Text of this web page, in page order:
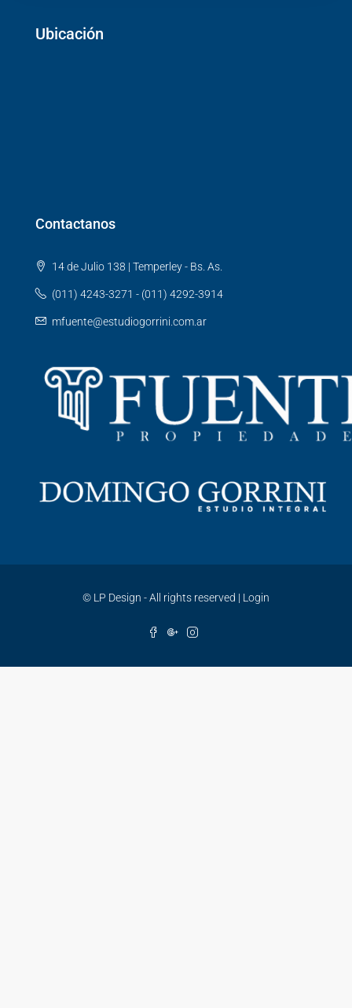
Ubicación
Contactanos
14 de Julio 138 | Temperley - Bs. As.
(011) 4243-3271 - (011) 4292-3914
mfuente@estudiogorrini.com.ar
© LP Design - All rights reserved | Login